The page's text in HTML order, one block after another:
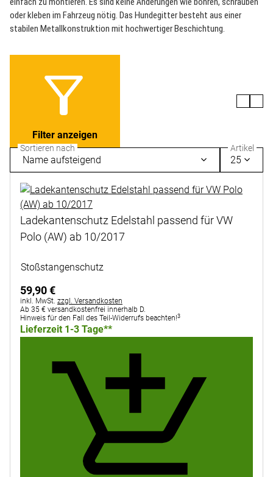
oder kleben im Fahrzeug nötig. Das Hundegitter besteht aus einer
stabilen Metallkonstruktion mit hochwertiger Beschichtung.
Filter anzeigen
Sortieren nach
Name aufsteigend
Artikel
25
Ladekantenschutz Edelstahl passend für VW
Polo (AW) ab 10/2017
Stoßstangenschutz
59,90€
Steuerhinweis:
inkl. MwSt. zzgl. Versandkosten
Ab 35 € versandkostenfrei innerhalb D.
Hinweis für den Fall des Teil-Widerrufs beachten!3
Lieferzeit 1-3 Tage**